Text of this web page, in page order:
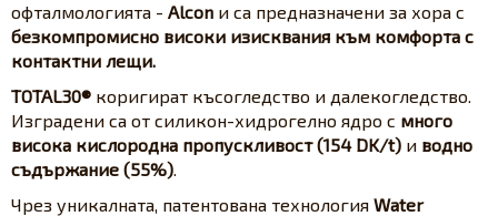
офталмологията - Alcon и са предназначени за хора с
безкомпромисно високи изисквания към комфорта с
контактни лещи.
TOTAL30® коригират късогледство и далекогледство.
Изградени са от силикон-хидрогелно ядро с много
висока кислородна пропускливост (154 DK/t) и водно
съдържание (55%).
Чрез уникалната, патентована технология Water